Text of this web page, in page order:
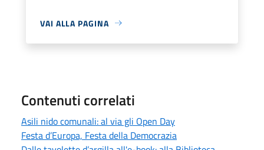
VAI ALLA PAGINA
Contenuti correlati
Asili nido comunali: al via gli Open Day
Festa d’Europa, Festa della Democrazia